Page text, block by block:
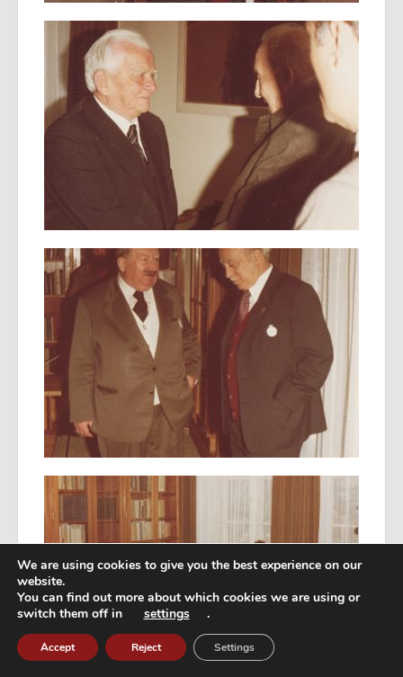
We are using cookies to give you the best experience on our
website.
You can find out more about which cookies we are using or
switch them off in
settings .
Accept Reject Settings